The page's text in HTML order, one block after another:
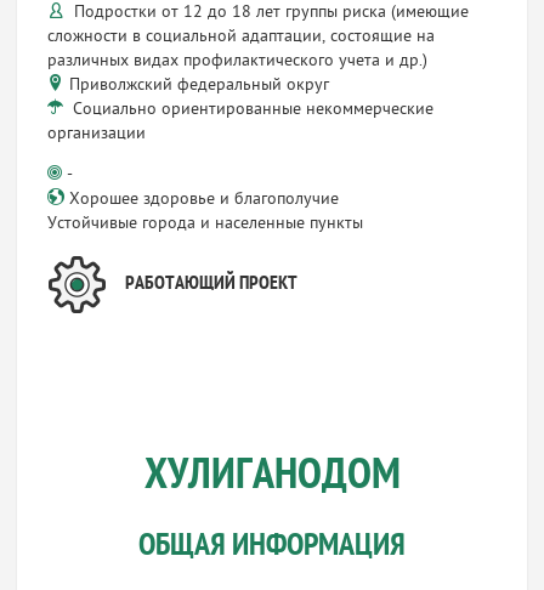
Подростки от 12 до 18 лет группы риска (имеющие
сложности в социальной адаптации, состоящие на
различных видах профилактического учета и др.)
Приволжский федеральный округ
Социально ориентированные некоммерческие
организации
-
Хорошее здоровье и благополучие
Устойчивые города и населенные пункты
РАБОТАЮЩИЙ ПРОЕКТ
ХУЛИГАНОДОМ
ОБЩАЯ ИНФОРМАЦИЯ